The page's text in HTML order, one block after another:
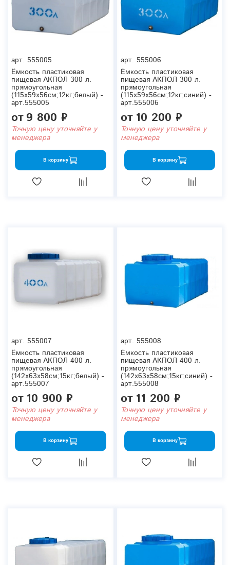
арт. 555005
Ёмкость пластиковая
пищевая АКПОЛ 300 л.
прямоугольная
(115x59x56см;12кг;белый) -
арт.555005
от9 800 ₽
Точную цену уточняйте у
менеджера
В корзину
арт. 555006
Ёмкость пластиковая
пищевая АКПОЛ 300 л.
прямоугольная
(115x59x56см;12кг;синий) -
арт.555006
от 10 200 ₽
Точную цену уточняйте у
менеджера
В корзину
арт. 555007
Ёмкость пластиковая
пищевая АКПОЛ 400 л.
прямоугольная
(142x63x58см;15кг;белый) -
арт.555007
от 10 900 ₽
Точную цену уточняйте у
менеджера
В корзину
арт. 555008
Ёмкость пластиковая
пищевая АКПОЛ 400 л.
прямоугольная
(142x63x58см;15кг;синий) -
арт.555008
от 11 200 ₽
Точную цену уточняйте у
менеджера
В корзину